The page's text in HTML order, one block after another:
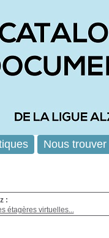
:
étagères virtuelles...
Nous trouver